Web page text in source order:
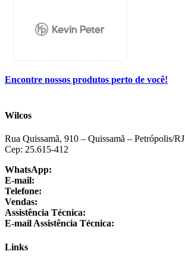
Encontre nossos produtos perto de você!
Wilcos
Rua Quissamã, 910 – Quissamã – Petrópolis/RJ
Cep: 25.615-412
WhatsApp:
E-mail:
Telefone:
Vendas:
Assistência Técnica:
E-mail Assistência Técnica:
Links